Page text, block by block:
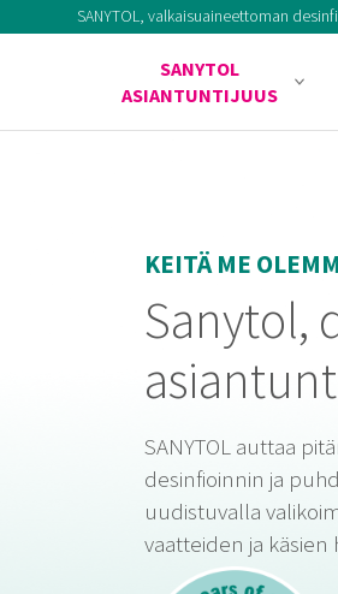
SANYTOL, valkaisuaineettoman
SANYTOL
ASIANTUNTIJUUS
KEITÄ ME
Sanytol,
SANYTOL auttaa
desinfioinnin ja
uudistuvalla
vaatteiden ja käsien